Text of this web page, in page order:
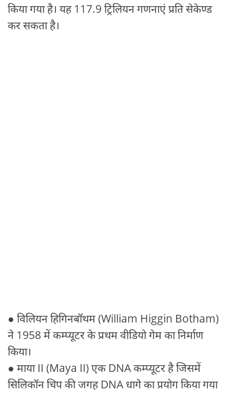
किया गया है। यह 117.9 ट्रिलियन गणनाएं प्रति सेकेण्ड
कर सकता है।
● विलियन हिगिनबॉथम (William Higgin Botham)
ने 1958 में कम्प्यूटर के प्रथम वीडियो गेम का निर्माण
किया।
● माया II (Maya II) एक DNA कम्प्यूटर है जिसमें
सिलिकॉन चिप की जगह DNA धागे का प्रयोग किया गया